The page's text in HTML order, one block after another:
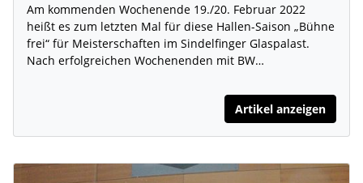
Am kommenden Wochenende 19./20. Februar 2022
heißt es zum letzten Mal für diese Hallen-Saison „Bühne
frei“ für Meisterschaften im Sindelfinger Glaspalast.
Nach erfolgreichen Wochenenden mit BW…
Artikel anzeigen